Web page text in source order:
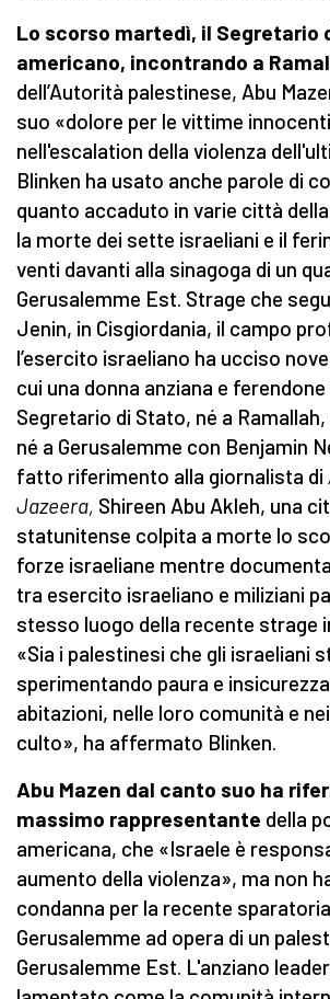
Lo scorso martedì, il Segretario
americano, incontrando a
dell’Autorità palestinese, Abu
suo «dolore per le vittime
nell'escalation della violenza
Blinken ha usato anche parole di
quanto accaduto in varie città
la morte dei sette israeliani e il
venti davanti alla sinagoga di un
Gerusalemme Est. Strage che
Jenin, in Cisgiordania, il campo
l’esercito israeliano ha ucciso
cui una donna anziana e ferendone
Segretario di Stato, né a
né a Gerusalemme con Benjamin
fatto riferimento alla giornalista di
Jazeera, Shireen Abu Akleh, una
statunitense colpita a morte lo
forze israeliane mentre
tra esercito israeliano e miliziani
stesso luogo della recente strage
«Sia i palestinesi che gli israeliani
sperimentando paura e
abitazioni, nelle loro comunità e
culto», ha affermato Blinken.
Abu Mazen dal canto suo ha
massimo rappresentante della
americana, che «Israele è
aumento della violenza», ma non
condanna per la recente
Gerusalemme ad opera di un
Gerusalemme Est. L'anziano